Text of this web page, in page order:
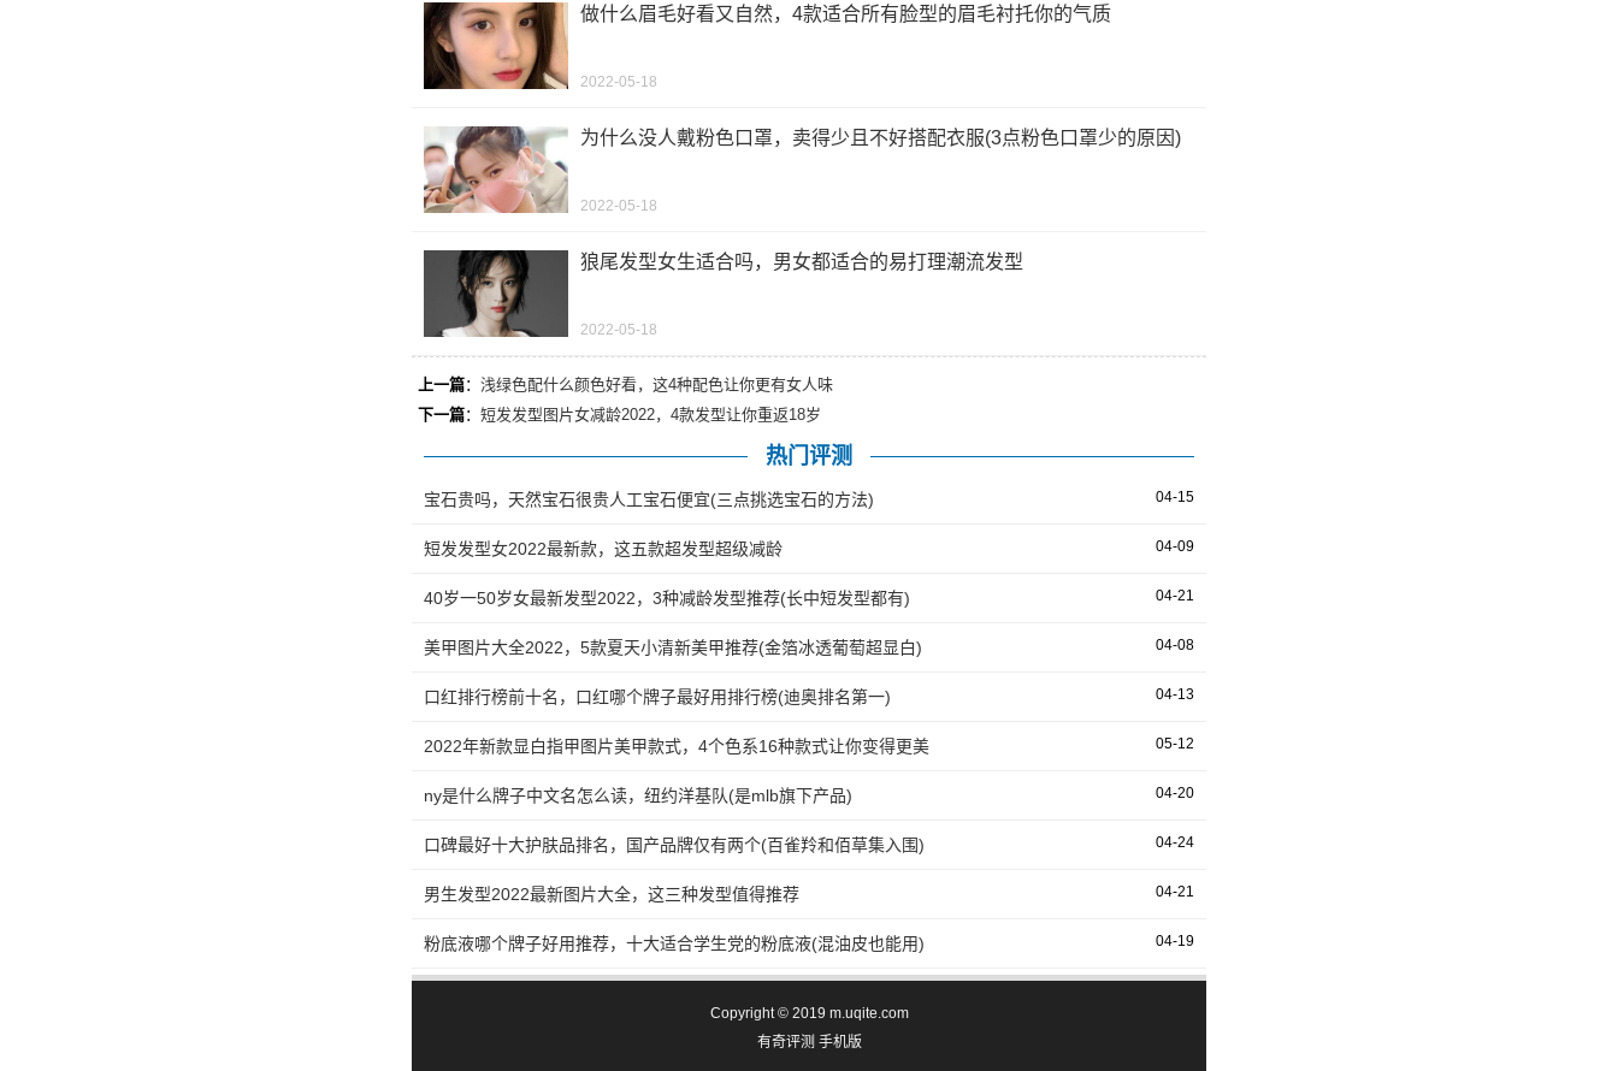
做什么眉毛好看又自然，4款适合所有脸型的眉毛衬托你的气质
2022-05-18
为什么没人戴粉色口罩，卖得少且不好搭配衣服(3点粉色口罩少的原因)
2022-05-18
狼尾发型女生适合吗，男女都适合的易打理潮流发型
2022-05-18
上一篇： 浅绿色配什么颜色好看，这4种配色让你更有女人味
下一篇： 短发发型图片女减龄2022，4款发型让你重返18岁
热门评测
宝石贵吗，天然宝石很贵人工宝石便宜(三点挑选宝石的方法) 04-15
短发发型女2022最新款，这五款超发型超级减龄 04-09
40岁一50岁女最新发型2022，3种减龄发型推荐(长中短发型都有) 04-21
美甲图片大全2022，5款夏天小清新美甲推荐(金箔冰透葡萄超显白) 04-08
口红排行榜前十名，口红哪个牌子最好用排行榜(迪奥排名第一) 04-13
2022年新款显白指甲图片美甲款式，4个色系16种款式让你变得更美 05-12
ny是什么牌子中文名怎么读，纽约洋基队(是mlb旗下产品) 04-20
口碑最好十大护肤品排名，国产品牌仅有两个(百雀羚和佰草集入围) 04-24
男生发型2022最新图片大全，这三种发型值得推荐 04-21
粉底液哪个牌子好用推荐，十大适合学生党的粉底液(混油皮也能用) 04-19
Copyright © 2019 m.uqite.com
有奇评测 手机版